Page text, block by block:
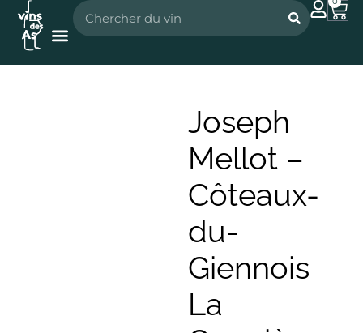
Joseph
Mellot –
Côteaux-
du-
Giennois
La